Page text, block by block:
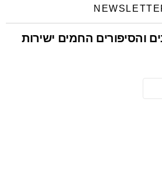
והסיפורים החמים ישירות